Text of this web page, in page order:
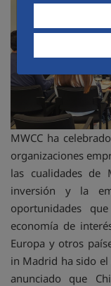
MWCC ha
organizaciones
las cualidades de
inversión y la
oportunidades
economía de
Europa y otros
in Madrid ha sido
anunciado que